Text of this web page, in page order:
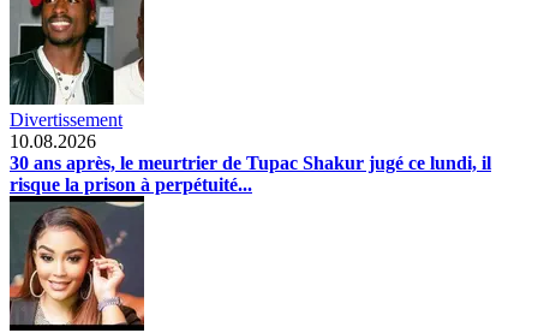
Divertissement
10.08.2026
30 ans après, le meurtrier de Tupac Shakur jugé ce lundi, il
risque la prison à perpétuité...